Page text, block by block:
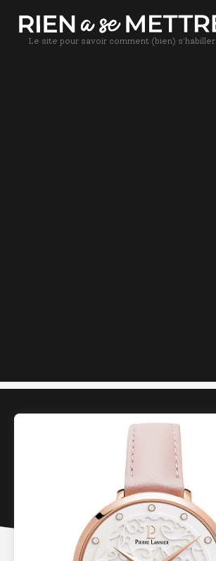
Le site pour savoir comment (bien) s'habiller